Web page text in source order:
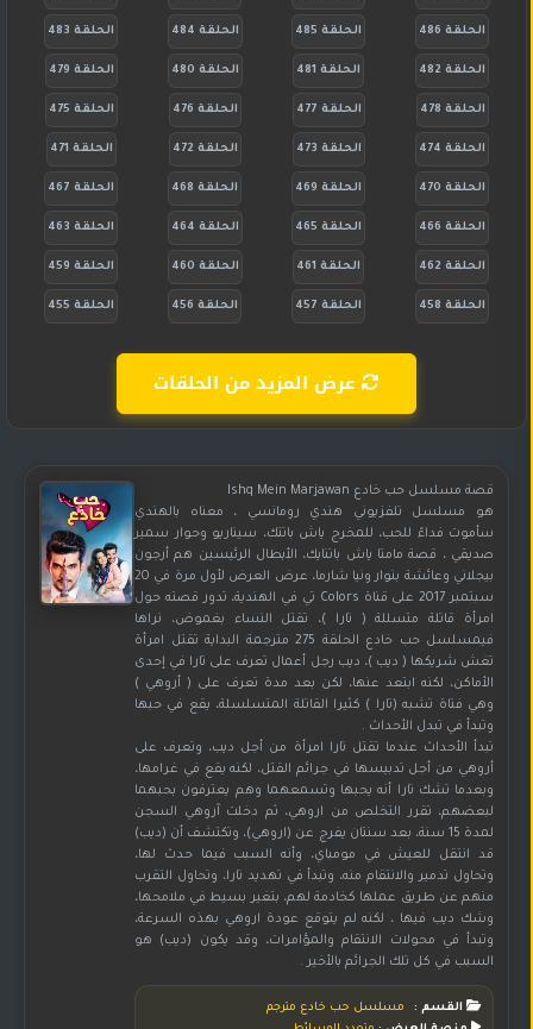
الحلقة 486 الحلقة 485 الحلقة 484 الحلقة 483
الحلقة 482 الحلقة 481 الحلقة 480 الحلقة 479
الحلقة 478 الحلقة 477 الحلقة 476 الحلقة 475
الحلقة 474 الحلقة 473 الحلقة 472 الحلقة 471
الحلقة 470 الحلقة 469 الحلقة 468 الحلقة 467
الحلقة 466 الحلقة 465 الحلقة 464 الحلقة 463
الحلقة 462 الحلقة 461 الحلقة 460 الحلقة 459
الحلقة 458 الحلقة 457 الحلقة 456 الحلقة 455
عرض المزيد من الحلقات
قصة مسلسل حب خادع Ishq Mein Marjawan
هو مسلسل تلفزيوني هندي رومانسي ، معناه بالهندي
سأموت فداءً للحب، للمخرج ياش باتتك، سيناريو وحوار سمير
صديقي ، قصة مامتا ياش باتنايك، الأبطال الرئيسين هم أرجون
بيجلاني وعائشة بنوار ونيا شارما، عرض العرض لأول مرة في 20
سبتمبر 2017 على قناة Colors تي في الهندية، تدور قصته حول
امرأة قاتلة متسللة ( تارا )، تقتل النساء بغموض، نراها
فيمسلسل حب خادع الحلقة 275 مترجمة البداية تقتل امرأة
تغش شريكها ( ديب )، ديب رجل أعمال تعرف على تارا في إحدى
الأماكن، لكنه ابتعد عنها، لكن بعد مدة تعرف على ( أروهي )
وهي فتاة تشبه (تارا ) كثيرا القاتلة المتسلسلة، يقع في حبها
وتبدأ في تبدل الأحداث .
تبدأ الأحداث عندما تقتل تارا امرأة من أجل ديب، وتعرف على
أروهي من أجل تدبيسها في جرائم القتل، لكنه يقع في غرامها،
وبعدما تشك تارا أنه يحبها وتسمعهما وهم يعترفون بحبهما
لبعضهم، تقرر التخلص من اروهي، ثم دخلت آروهي السجن
لمدة 15 سنة، بعد سنتان يفرج عن (اروهي)، وتكتشف أن (ديب)
قد انتقل للعيش في مومباي، وأنه السبب فيما حدث لها،
وتحاول تدمير والانتقام منه، وتبدأ في تهديد تارا، وتحاول التقرب
منهم عن طريق عملها كخادمة لهم، بتغير بسيط في ملامحها،
وشك ديب فيها ، لكنه لم يتوقع عودة اروهي بهذه السرعة،
وتبدأ في محولات الانتقام والمؤامرات، وقد يكون (ديب) هو
السبب في كل تلك الجرائم بالأخير .
القسم :
مسلسل حب خادع مترجم